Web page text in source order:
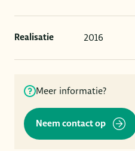
Realisatie 2016
Meer informatie?
Neem contact op